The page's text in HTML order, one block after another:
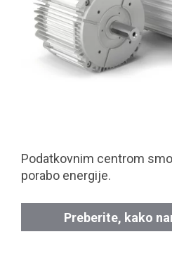
Podatkovnim centrom
porabo energije.
Preberite, kako